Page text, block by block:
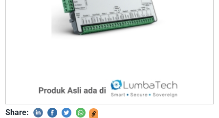
Share: